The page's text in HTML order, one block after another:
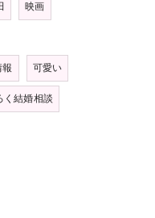
映画
可愛い
く結婚相談